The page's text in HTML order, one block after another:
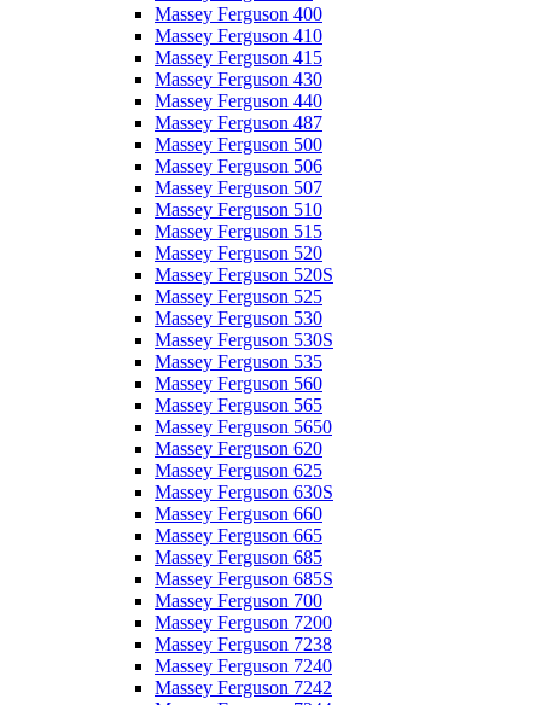
Massey Ferguson 400
Massey Ferguson 410
Massey Ferguson 415
Massey Ferguson 430
Massey Ferguson 440
Massey Ferguson 487
Massey Ferguson 500
Massey Ferguson 506
Massey Ferguson 507
Massey Ferguson 510
Massey Ferguson 515
Massey Ferguson 520
Massey Ferguson 520S
Massey Ferguson 525
Massey Ferguson 530
Massey Ferguson 530S
Massey Ferguson 535
Massey Ferguson 560
Massey Ferguson 565
Massey Ferguson 5650
Massey Ferguson 620
Massey Ferguson 625
Massey Ferguson 630S
Massey Ferguson 660
Massey Ferguson 665
Massey Ferguson 685
Massey Ferguson 685S
Massey Ferguson 700
Massey Ferguson 7200
Massey Ferguson 7238
Massey Ferguson 7240
Massey Ferguson 7242